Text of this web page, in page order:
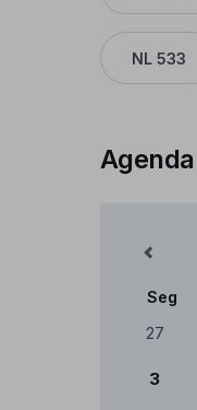
NL 533
Agenda
Mês Anterior
Seg
27
3